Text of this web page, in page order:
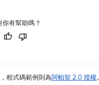
你有幫助嗎？
，程式碼範例則為阿帕契 2.0 授權